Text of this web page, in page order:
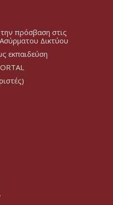
πρόσβαση στις
Δικτύου
εκπαιδεύση